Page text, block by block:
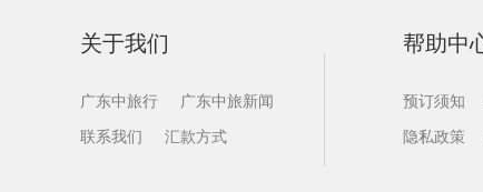
关于我们
广东中旅行
广东中旅新闻
联系我们
汇款方式
帮助中
预订须知
隐私政策